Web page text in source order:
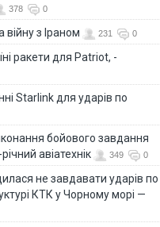
378 0
з Іраном 231 0
ракети для Patriot, -
Starlink для ударів по
бойового завдання
авіатехнік
349 0
не завдавати ударів по
КТК у Чорному морі —